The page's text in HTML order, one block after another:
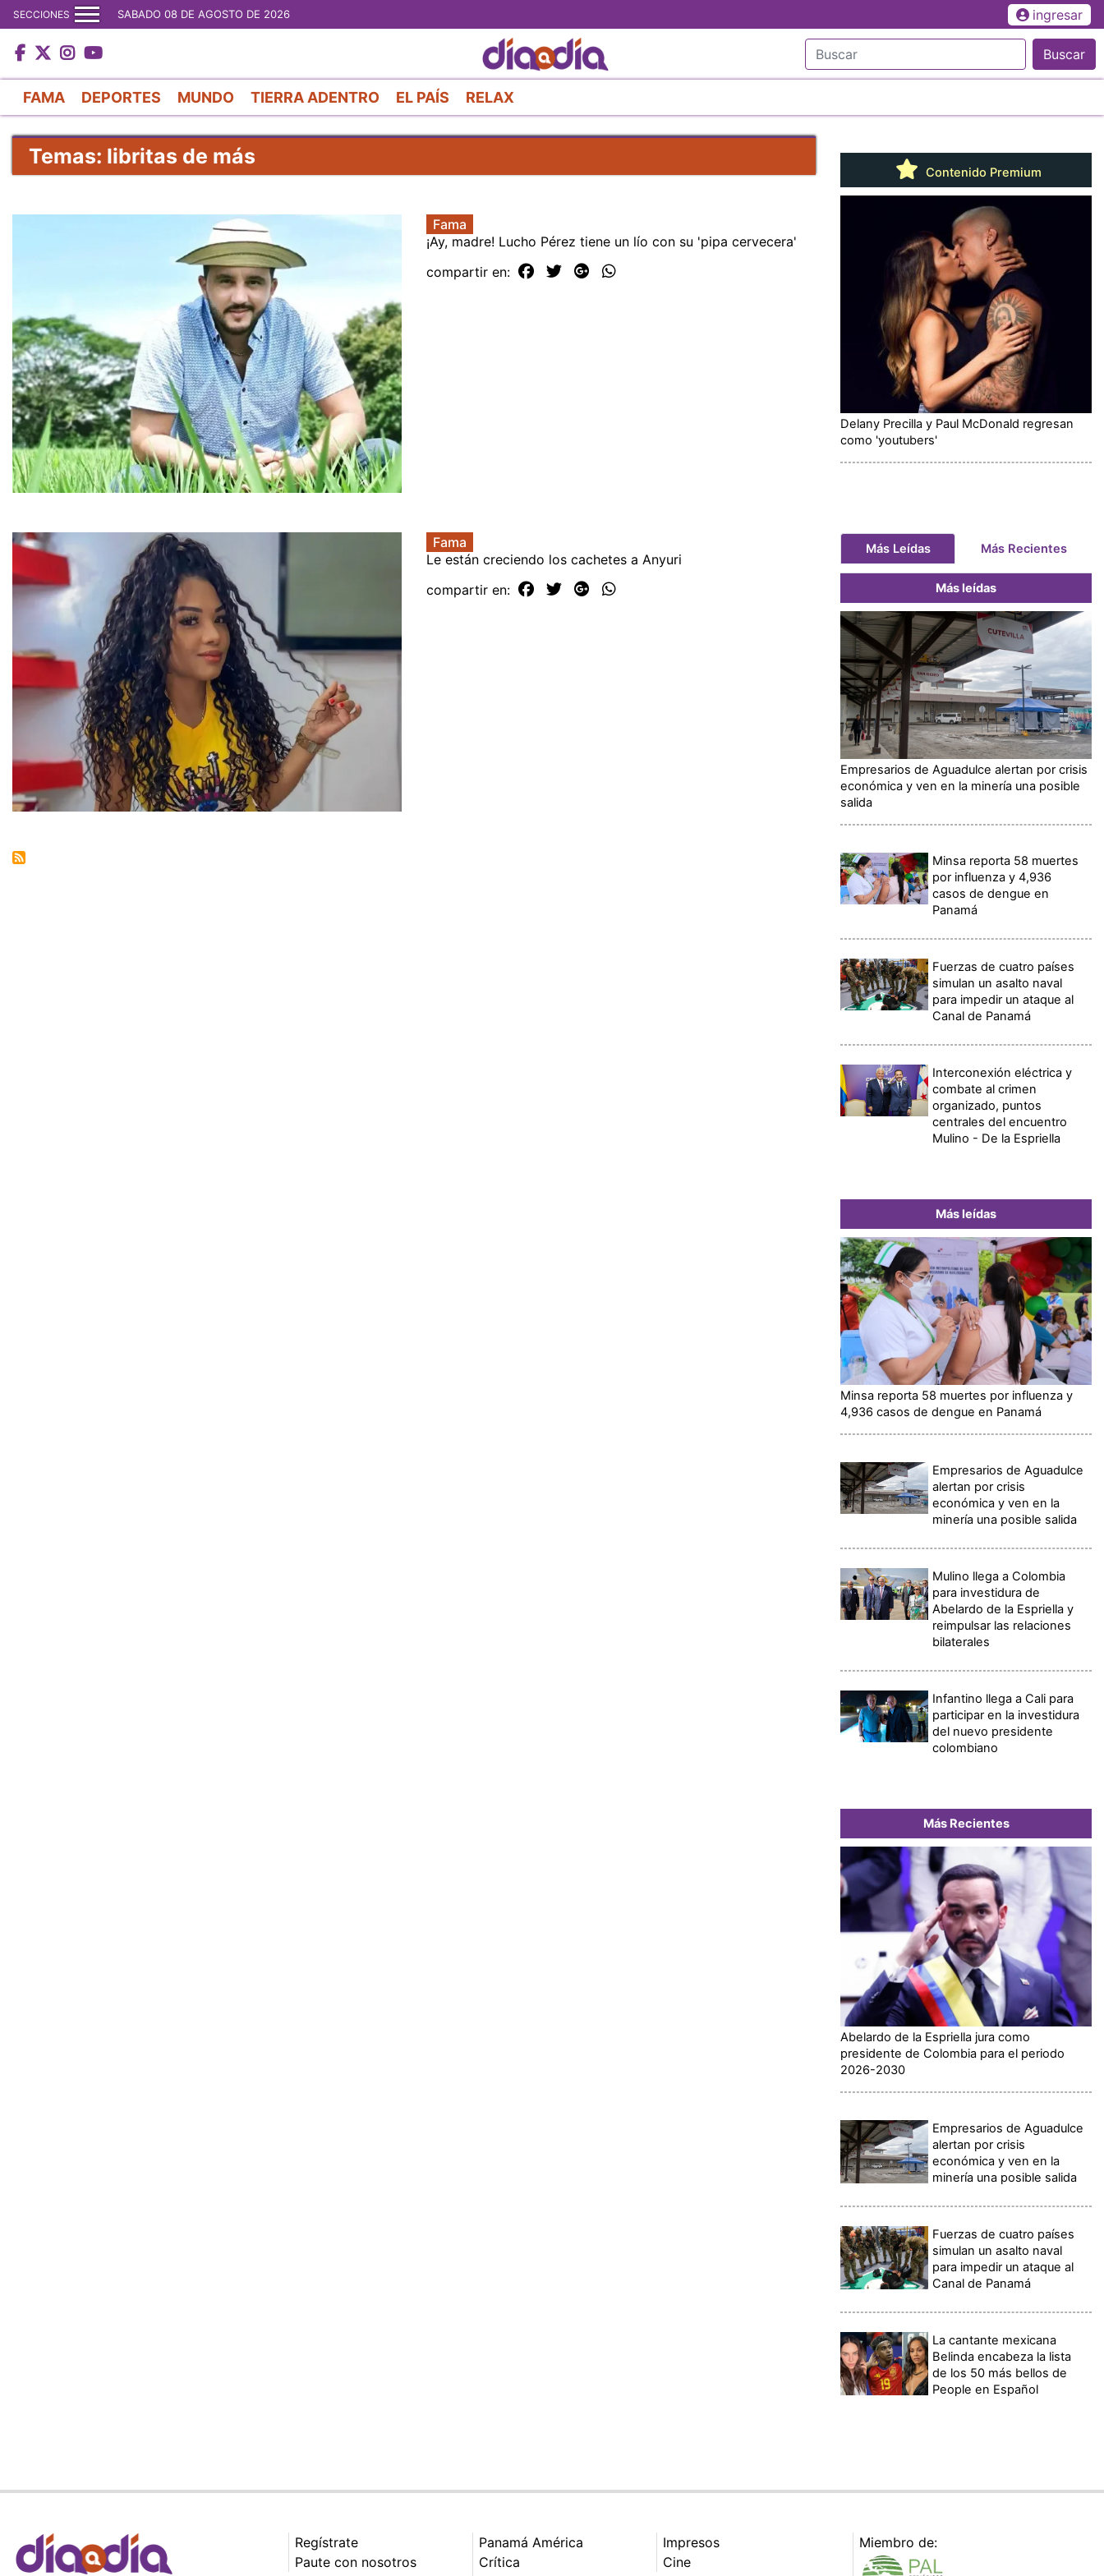
al
contenido
principal
SECCIONES SABADO 08 DE AGOSTO DE 2026 ingresar
Buscar
FAMA DEPORTES MUNDO TIERRA ADENTRO EL PAÍS RELAX
Temas: libritas de más
Fama
¡Ay, madre! Lucho Pérez tiene un lío con su 'pipa cervecera'
compartir en:
Fama
Le están creciendo los cachetes a Anyuri
compartir en:
Contenido Premium
Delany Precilla y Paul McDonald regresan
como 'youtubers'
Más Leídas Más Recientes
Más leídas
Empresarios de Aguadulce alertan por crisis
económica y ven en la minería una posible
salida
Minsa reporta 58 muertes
por influenza y 4,936
casos de dengue en
Panamá
Fuerzas de cuatro países
simulan un asalto naval
para impedir un ataque al
Canal de Panamá
Interconexión eléctrica y
combate al crimen
organizado, puntos
centrales del encuentro
Mulino - De la Espriella
Más leídas
Minsa reporta 58 muertes por influenza y
4,936 casos de dengue en Panamá
Empresarios de Aguadulce
alertan por crisis
económica y ven en la
minería una posible salida
Mulino llega a Colombia
para investidura de
Abelardo de la Espriella y
reimpulsar las relaciones
bilaterales
Infantino llega a Cali para
participar en la investidura
del nuevo presidente
colombiano
Más Recientes
Abelardo de la Espriella jura como
presidente de Colombia para el periodo
2026-2030
Empresarios de Aguadulce
alertan por crisis
económica y ven en la
minería una posible salida
Fuerzas de cuatro países
simulan un asalto naval
para impedir un ataque al
Canal de Panamá
La cantante mexicana
Belinda encabeza la lista
de los 50 más bellos de
People en Español
Regístrate
Paute con nosotros
Panamá América
Crítica
Impresos
Cine
Miembro de: